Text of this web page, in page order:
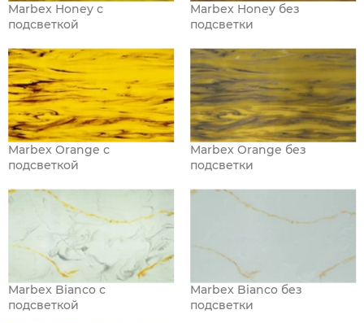
Marbex Honey с
подсветкой
Marbex Honey без
подсветки
Marbex Orange с
подсветкой
Marbex Orange без
подсветки
Marbex Bianco с
подсветкой
Marbex Bianco без
подсветки